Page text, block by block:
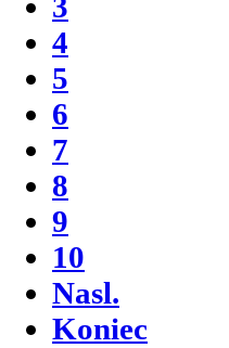
3
4
5
6
7
8
9
10
Nasl.
Koniec